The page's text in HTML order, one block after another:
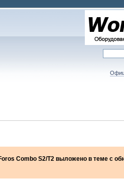
Combo S2/T2 выложено в теме с